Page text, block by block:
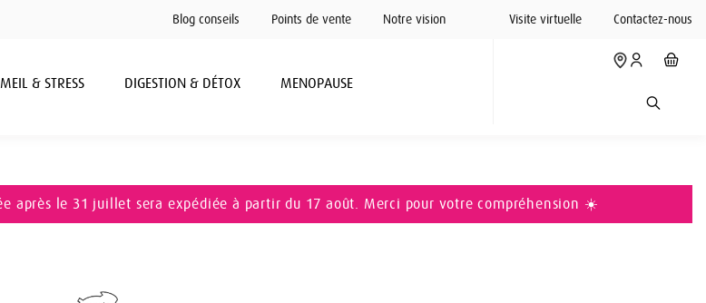
Blog conseils Points de vente Notre vision Visite virtuelle Contactez-nous
& STRESS DIGESTION & DÉTOX MENOPAUSE
après le 31 juillet sera expédiée à partir du 17 août. Merci pour votre compréhension ☀️